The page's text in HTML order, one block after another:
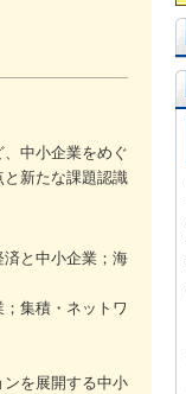
中小企業をめぐ
新たな課題認識
と中小企業；海
集積・ネットワ
を展開する中小